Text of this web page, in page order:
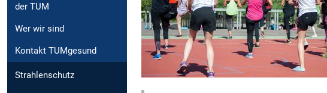
der TUM
Wer wir sind
Kontakt TUMgesund
Strahlenschutz